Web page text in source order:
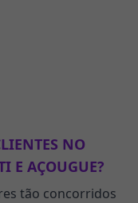
NO
E AÇOUGUE?
tão concorridos